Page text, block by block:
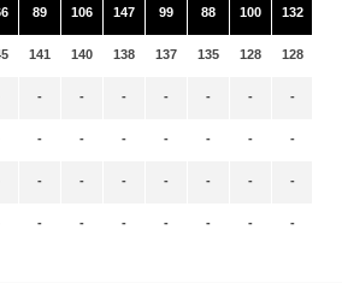
89
141
-
-
-
-
106
140
-
-
-
-
147
138
-
-
-
-
99
137
-
-
-
-
88
135
-
-
-
-
100
128
-
-
-
-
132
128
-
-
-
-